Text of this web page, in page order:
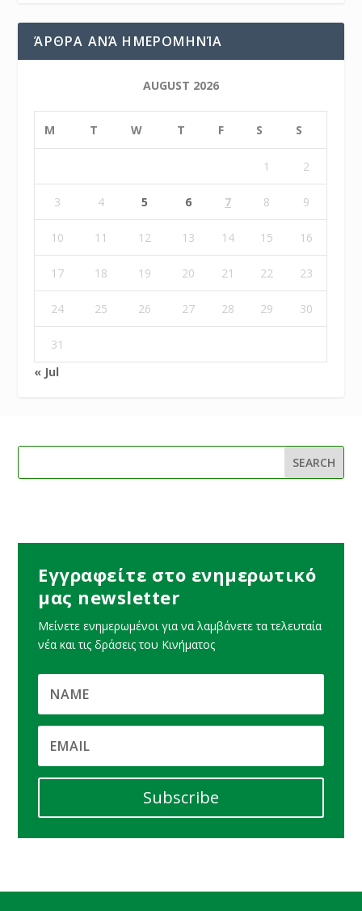
ΆΡΘΡΑ ΑΝΆ ΗΜΕΡΟΜΗΝΊΑ
AUGUST 2026
M T W T F S S
1 2
3 4 5 6 7 8 9
10 11 12 13 14 15 16
17 18 19 20 21 22 23
24 25 26 27 28 29 30
31
« Jul
Εγγραφείτε στο ενημερωτικό
μας newsletter
Μείνετε ενημερωμένοι για να λαμβάνετε τα τελευταία
νέα και τις δράσεις του Κινήματος
Subscribe